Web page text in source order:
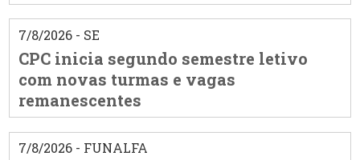
7/8/2026 - SE
CPC inicia segundo semestre letivo
com novas turmas e vagas
remanescentes
7/8/2026 - FUNALFA